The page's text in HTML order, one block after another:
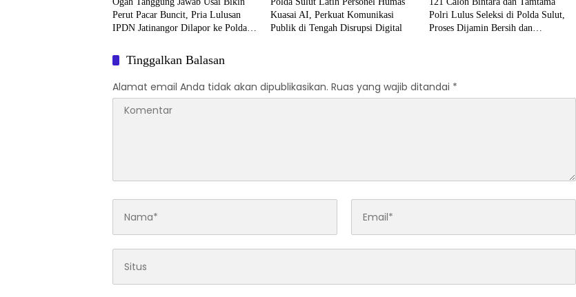
Perut Pacar Buncit, Pria Lulusan
IPDN Jatinangor Dilapor ke Polda
Kuasai AI, Perkuat Komunikasi
Publik di Tengah Disrupsi Digital
Polri Lulus Seleksi di Polda Sulut,
Proses Dijamin Bersih dan
Tinggalkan Balasan
Alamat email Anda tidak akan dipublikasikan. Ruas yang wajib ditandai *